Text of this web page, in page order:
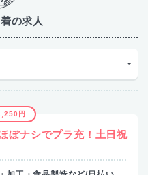
の求人
円
ぼナシでプラ充！土日祝